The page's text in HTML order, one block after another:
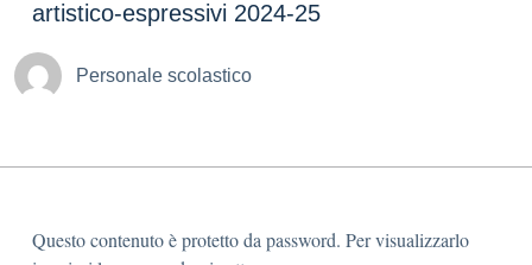
artistico-espressivi 2024-25
Personale scolastico
Questo contenuto è protetto da password. Per visualizzarlo